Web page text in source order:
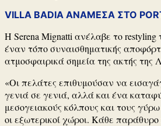
VILLA BADIA ΑΝΑΜΕΣΑ ΣΤΟ
Η Serena Mignatti ανέλαβε το restyling
έναν τόπο συναισθηματικής
ατμοσφαιρικά σημεία της ακτής της
«Οι πελάτες επιθυμούσαν να
γενιά σε γενιά, αλλά και ένα
μεσογειακούς κόλπους και τους
οι εξωτερικοί χώροι. Κάθε